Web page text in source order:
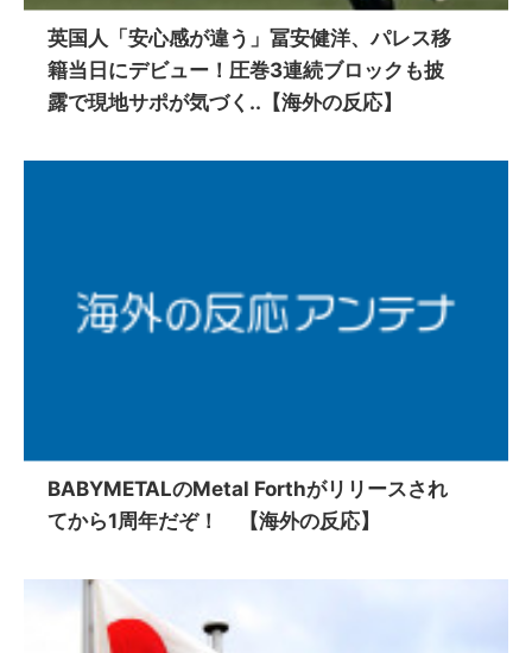
英国人「安心感が違う」冨安健洋、パレス移
籍当日にデビュー！圧巻3連続ブロックも披
露で現地サポが気づく..【海外の反応】
BABYMETALのMetal Forthがリリースされ
てから1周年だぞ！ 【海外の反応】